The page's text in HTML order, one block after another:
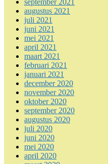
augustus 2021
juli 2021
juni 2021
mei 2021
april 2021
maart 2021
februari 2021
januari 2021
december 2020
november 2020
oktober 2020
september 2020
augustus 2020
juli 2020
juni 2020
mei 2020
april 2020